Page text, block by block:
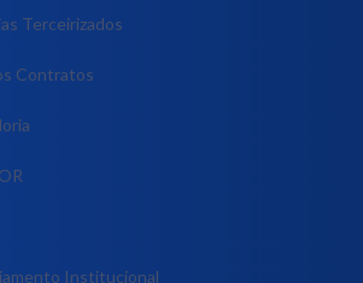
Terceirizados
Contratos
Institucional